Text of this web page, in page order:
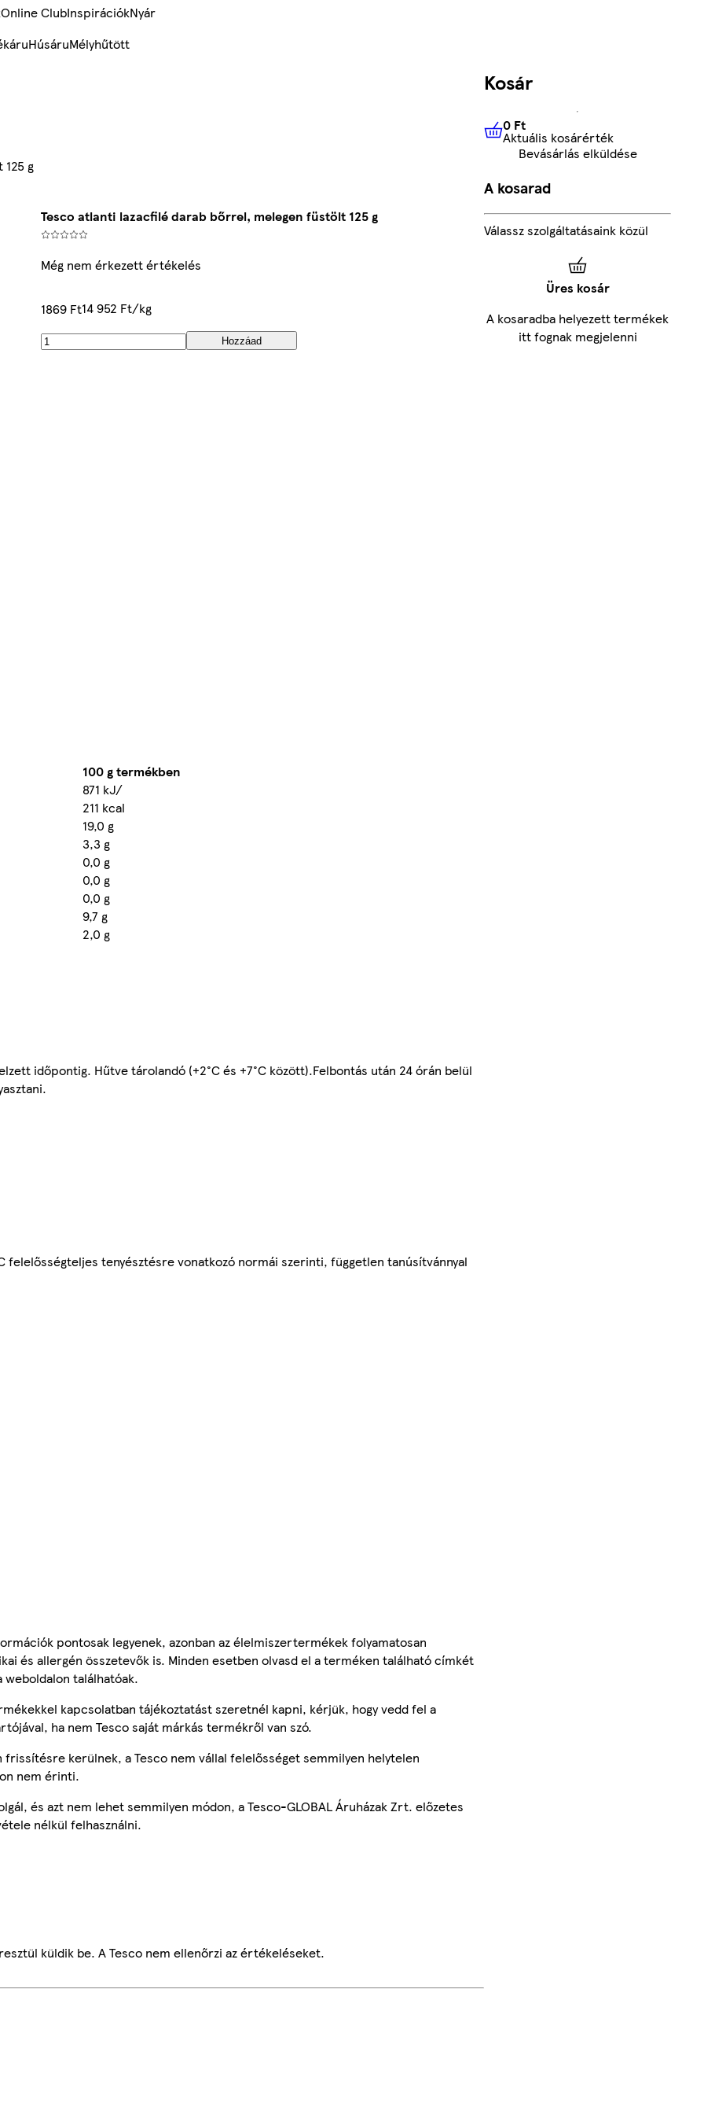
Online ClubInspirációkNyár
HúsáruMélyhűtött
g
Tesco atlanti lazacfilé darab bőrrel, melegen füstölt 125 g
Még nem érkezett értékelés
1869 Ft14 952 Ft/kg
Hozzáad
100 g termékben
871 kJ/
211 kcal
19,0 g
3,3 g
0,0 g
0,0 g
0,0 g
9,7 g
2,0 g
időpontig. Hűtve tárolandó (+2°C és +7°C között).Felbontás után 24 órán belül
felelősségteljes tenyésztésre vonatkozó normái szerinti, független tanúsítvánnyal
pontosak legyenek, azonban az élelmiszertermékek folyamatosan
és allergén összetevők is. Minden esetben olvasd el a terméken található címkét
weboldalon találhatóak.
kapcsolatban tájékoztatást szeretnél kapni, kérjük, hogy vedd fel a
ha nem Tesco saját márkás termékről van szó.
kerülnek, a Tesco nem vállal felelősséget semmilyen helytelen
nem érinti.
és azt nem lehet semmilyen módon, a Tesco-GLOBAL Áruházak Zrt. előzetes
nélkül felhasználni.
küldik be. A Tesco nem ellenőrzi az értékeléseket.
Kosár
0 FtAktuális kosárérték
0 Ft
Aktuális kosárérték
Bevásárlás elküldése
A kosarad
Válassz szolgáltatásaink közül
Üres kosár
A kosaradba helyezett termékek
itt fognak megjelenni